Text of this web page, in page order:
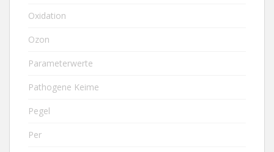
Oxidation
Ozon
Parameterwerte
Pathogene Keime
Pegel
Per